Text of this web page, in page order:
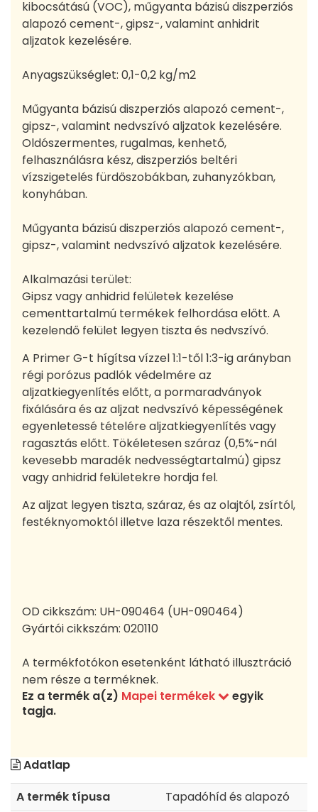
kibocsátású (VOC), műgyanta bázisú diszperziós
alapozó cement-, gipsz-, valamint anhidrit
aljzatok kezelésére.
Anyagszükséglet: 0,1-0,2 kg/m2
Műgyanta bázisú diszperziós alapozó cement-,
gipsz-, valamint nedvszívó aljzatok kezelésére.
Oldószermentes, rugalmas, kenhető,
felhasználásra kész, diszperziós beltéri
vízszigetelés fürdőszobákban, zuhanyzókban,
konyhában.
Műgyanta bázisú diszperziós alapozó cement-,
gipsz-, valamint nedvszívó aljzatok kezelésére.
Alkalmazási terület:
Gipsz vagy anhidrid felületek kezelése
cementtartalmú termékek felhordása előtt. A
kezelendő felület legyen tiszta és nedvszívó.
A Primer G-t hígítsa vízzel 1:1-től 1:3-ig arányban
régi porózus padlók védelmére az
aljzatkiegyenlítés előtt, a pormaradványok
fixálására és az aljzat nedvszívó képességének
egyenletessé tételére aljzatkiegyenlítés vagy
ragasztás előtt. Tökéletesen száraz (0,5%-nál
kevesebb maradék nedvességtartalmú) gipsz
vagy anhidrid felületekre hordja fel.
Az aljzat legyen tiszta, száraz, és az olajtól, zsírtól,
festéknyomoktól illetve laza részektől mentes.
OD cikkszám: UH-090464 (UH-090464)
Gyártói cikkszám: 020110
A termékfotókon esetenként látható illusztráció
nem része a terméknek.
Ez a termék a(z) Mapei termékek
egyik
tagja.
Adatlap
A termék típusa
Tapadóhíd és alapozó